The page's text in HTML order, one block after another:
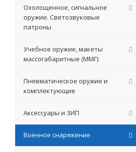
Охолощенное, сигнальное
оружие. Светозвуковые
патроны
Учебное оружие, макеты
массогабаритные (ММГ)
Пневматическое оружие и
комплектующие
Аксессуары и ЗИП
Военное снаряжение